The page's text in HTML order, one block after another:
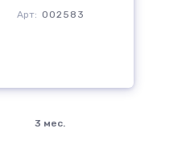
Арт: 002583
3 мес.